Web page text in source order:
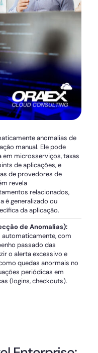
anomalias de
manual. Ele pode
em microsserviços, taxas
de aplicações, e
de provedores de
revela
relacionados,
é generalizado ou
da aplicação.
de Anomalias):
com
passado das
o alerta excessivo e
quedas anormais no
periódicas em
(logins, checkouts).